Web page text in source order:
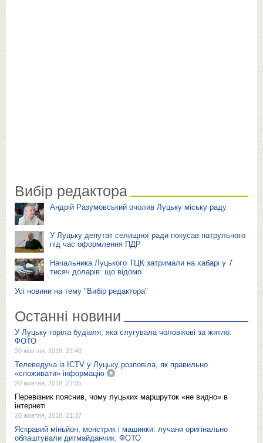
Вибір редактора
Андрій Разумовський очолив Луцьку міську раду
У Луцьку депутат селищної ради покусав патрульного
під час оформлення ПДР
Начальника Луцького ТЦК затримали на хабарі у 7
тисяч доларів: що відомо
Усі новини на тему "Вибір редактора"
Останні новини
У Луцьку горіла будівля, яка слугувала чоловікові за житло.
ФОТО
20 жовтня, 2018, 22:40
Телеведуча із ICTV у Луцьку розповіла, як правильно
«споживати» інформацію
20 жовтня, 2018, 22:05
Перевізник пояснив, чому луцьких маршруток «не видно» в
інтернеті
20 жовтня, 2018, 21:37
Яскравий міньйон, монстрик і машинки: лучани оригінально
облаштували дитмайданчик. ФОТО